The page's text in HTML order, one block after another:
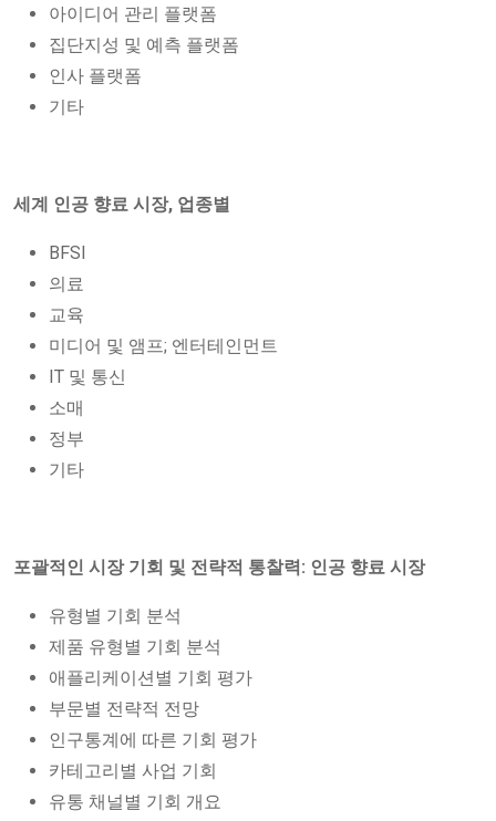
아이디어 관리 플랫폼
집단지성 및 예측 플랫폼
인사 플랫폼
기타
세계 인공 향료 시장, 업종별
BFSI
의료
교육
미디어 및 앰프; 엔터테인먼트
IT 및 통신
소매
정부
기타
포괄적인 시장 기회 및 전략적 통찰력: 인공 향료 시장
유형별 기회 분석
제품 유형별 기회 분석
애플리케이션별 기회 평가
부문별 전략적 전망
인구통계에 따른 기회 평가
카테고리별 사업 기회
유통 채널별 기회 개요